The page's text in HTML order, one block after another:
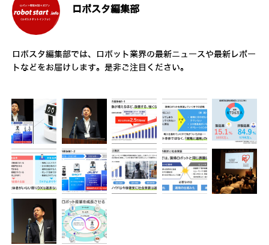
ロボスタ編集部
ロボスタ編集部では、ロボット業界の最新ニュースや最新レポー
トなどをお届けします。是非ご注目ください。